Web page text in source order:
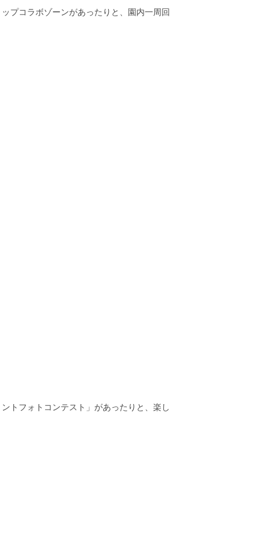
プコラボゾーンがあったりと、園内一周回
トフォトコンテスト」があったりと、楽し